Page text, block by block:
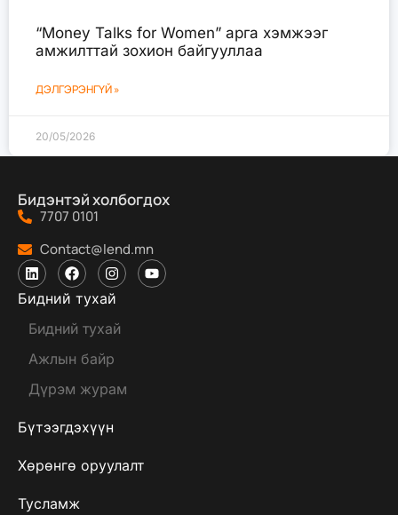
“Money Talks for Women” арга хэмжээг
амжилттай зохион байгууллаа
ДЭЛГЭРЭНГҮЙ »
20/05/2026
Бидэнтэй холбогдох
7707 0101
Contact@lend.mn
Бидний тухай
Бүтээгдэхүүн
Хөрөнгө оруулалт
Тусламж
Бидний тухай
Ажлын байр
Дүрэм журам